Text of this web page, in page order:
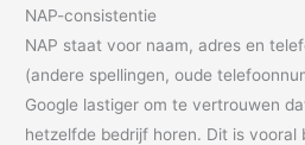
NAP-consistentie
NAP staat voor naam, adres en
(andere spellingen, oude
Google lastiger om te vertrouwen
hetzelfde bedrijf horen. Dit is vooral